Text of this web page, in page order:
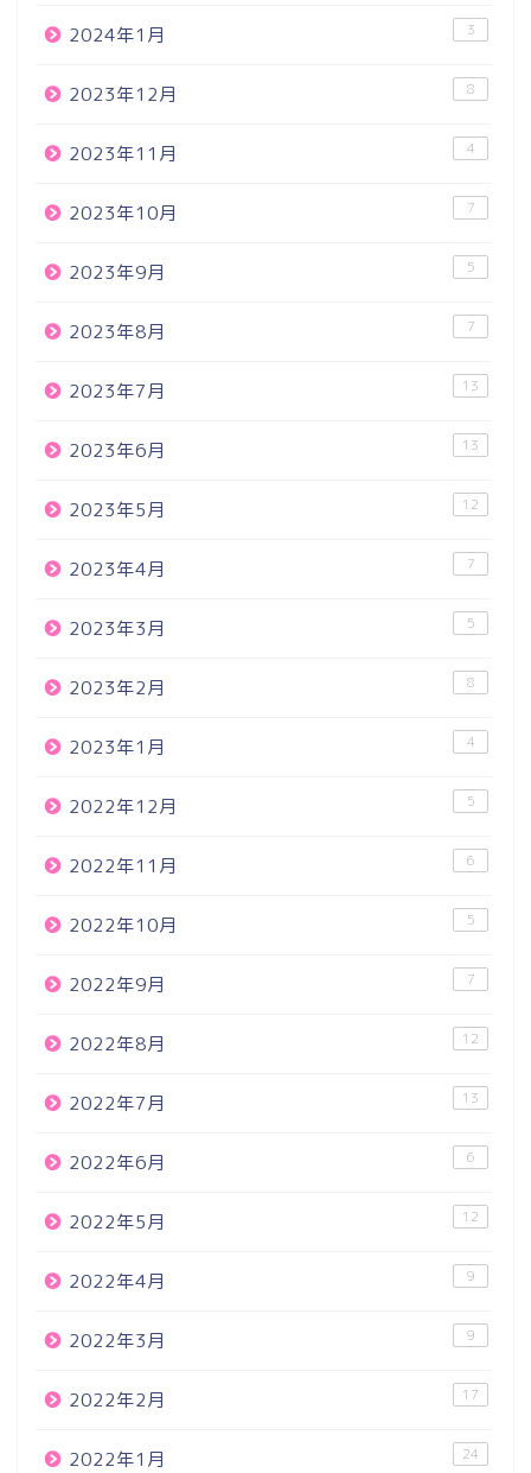
2024年1月 3
2023年12月 8
2023年11月 4
2023年10月 7
2023年9月 5
2023年8月 7
2023年7月 13
2023年6月 13
2023年5月 12
2023年4月 7
2023年3月 5
2023年2月 8
2023年1月 4
2022年12月 5
2022年11月 6
2022年10月 5
2022年9月 7
2022年8月 12
2022年7月 13
2022年6月 6
2022年5月 12
2022年4月 9
2022年3月 9
2022年2月 17
2022年1月 24